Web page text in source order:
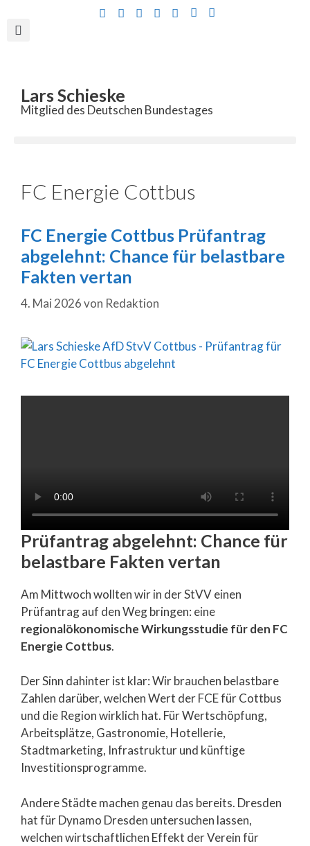
Lars Schieske
Mitglied des Deutschen Bundestages
FC Energie Cottbus
FC Energie Cottbus Prüfantrag
abgelehnt: Chance für belastbare
Fakten vertan
4. Mai 2026von Redaktion
Prüfantrag abgelehnt: Chance für
belastbare Fakten vertan
Am Mittwoch wollten wir in der StVV einen
Prüfantrag auf den Weg bringen: eine
regionalökonomische Wirkungsstudie für den FC
Energie Cottbus.
Der Sinn dahinter ist klar: Wir brauchen belastbare
Zahlen darüber, welchen Wert der FCE für Cottbus
und die Region wirklich hat. Für Wertschöpfung,
Arbeitsplätze, Gastronomie, Hotellerie,
Stadtmarketing, Infrastruktur und künftige
Investitionsprogramme.
Andere Städte machen genau das bereits. Dresden
hat für Dynamo Dresden untersuchen lassen,
welchen wirtschaftlichen Effekt der Verein für